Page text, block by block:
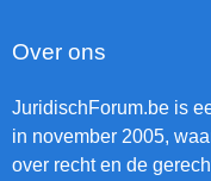
Over ons
JuridischForum.be is
in november 2005,
over recht en de